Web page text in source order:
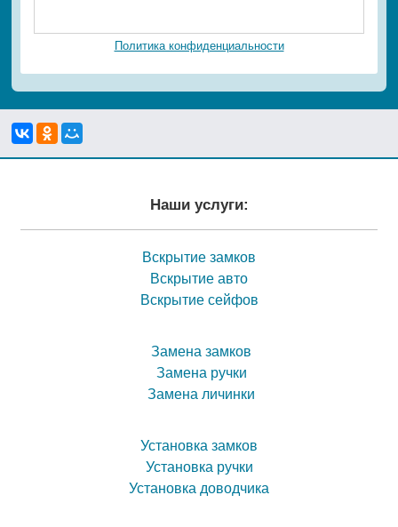
Политика конфиденциальности
Наши услуги:
Вскрытие замков
Вскрытие авто
Вскрытие сейфов
Замена замков
Замена ручки
Замена личинки
Установка замков
Установка ручки
Установка доводчика